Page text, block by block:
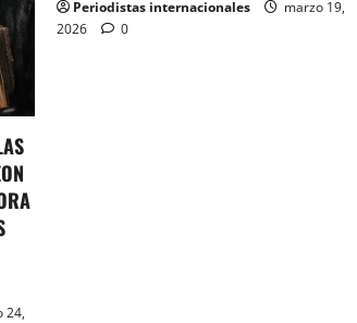
24,
Periodistas internacionales
marzo 19,
2026
0